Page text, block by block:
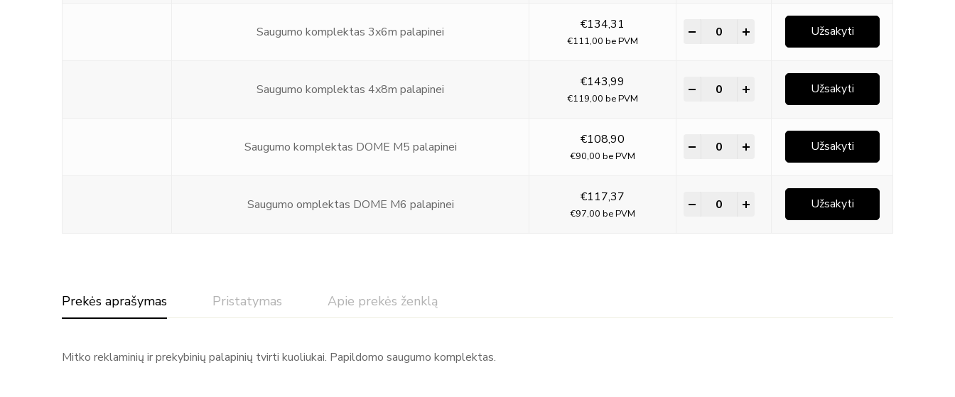
Saugumo komplektas 3x6m palapinei €134,31
€111,00 be PVM
Užsakyti
Saugumo komplektas 4x8m palapinei €143,99
€119,00 be PVM
Užsakyti
Saugumo komplektas DOME M5 palapinei €108,90
€90,00 be PVM
Užsakyti
Saugumo omplektas DOME M6 palapinei €117,37
€97,00 be PVM
Užsakyti
Prekės aprašymas Pristatymas Apie prekės ženklą
Mitko reklaminių ir prekybinių palapinių tvirti kuoliukai. Papildomo saugumo komplektas.
Mitko - kokybiškos reklaminės renginių palapinės!